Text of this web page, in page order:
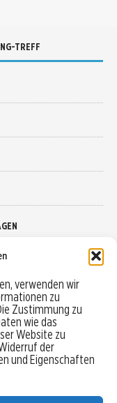
verwenden wir
zu
Zustimmung zu
wie das
Website zu
der
und Eigenschaften
TREFF